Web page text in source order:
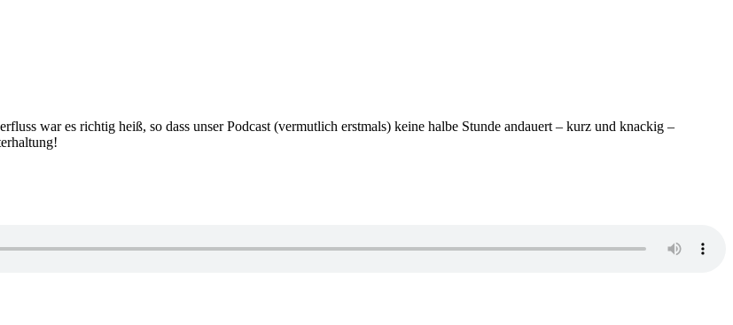
war es richtig heiß, so dass unser Podcast (vermutlich erstmals) keine halbe Stunde andauert – kurz und knackig –